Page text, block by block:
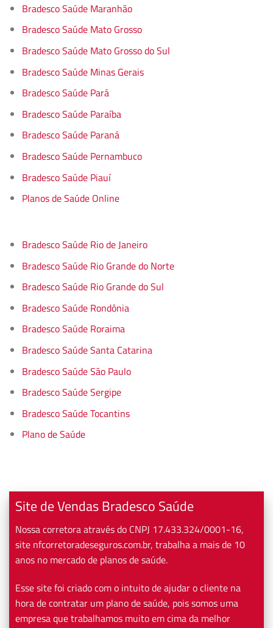
Bradesco Saúde Maranhão
Bradesco Saúde Mato Grosso
Bradesco Saúde Mato Grosso do Sul
Bradesco Saúde Minas Gerais
Bradesco Saúde Pará
Bradesco Saúde Paraíba
Bradesco Saúde Paraná
Bradesco Saúde Pernambuco
Bradesco Saúde Piauí
Planos de Saúde Online
Bradesco Saúde Rio de Janeiro
Bradesco Saúde Rio Grande do Norte
Bradesco Saúde Rio Grande do Sul
Bradesco Saúde Rondônia
Bradesco Saúde Roraima
Bradesco Saúde Santa Catarina
Bradesco Saúde São Paulo
Bradesco Saúde Sergipe
Bradesco Saúde Tocantins
Plano de Saúde
Site de Vendas Bradesco Saúde
Nossa corretora através do CNPJ 17.433.324/0001-16,
site nfcorretoradeseguros.com.br, trabalha a mais de 10
anos no mercado de planos de saúde.
Esse site foi criado com o intuito de ajudar o cliente na
hora de contratar um plano de saúde, pois somos uma
empresa que trabalhamos muito em cima da melhor